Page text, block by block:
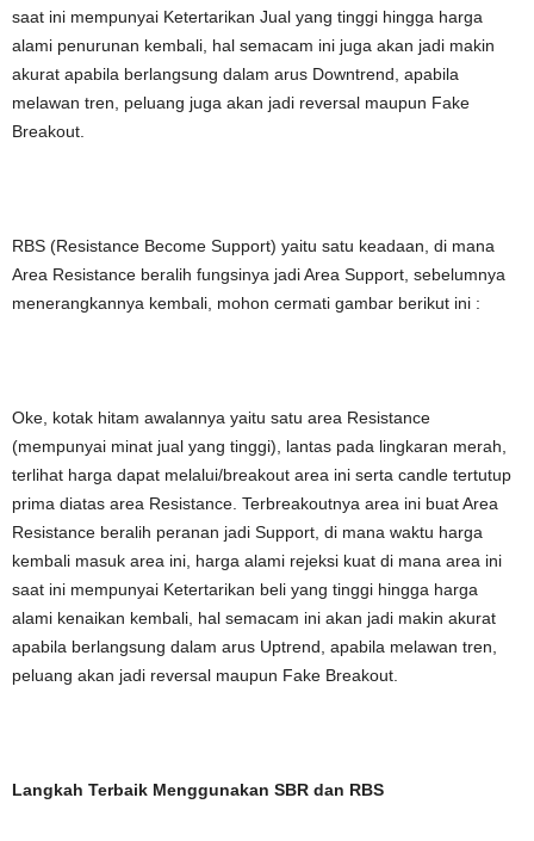
saat ini mempunyai Ketertarikan Jual yang tinggi hingga harga
alami penurunan kembali, hal semacam ini juga akan jadi makin
akurat apabila berlangsung dalam arus Downtrend, apabila
melawan tren, peluang juga akan jadi reversal maupun Fake
Breakout.
RBS (Resistance Become Support) yaitu satu keadaan, di mana
Area Resistance beralih fungsinya jadi Area Support, sebelumnya
menerangkannya kembali, mohon cermati gambar berikut ini :
Oke, kotak hitam awalannya yaitu satu area Resistance
(mempunyai minat jual yang tinggi), lantas pada lingkaran merah,
terlihat harga dapat melalui/breakout area ini serta candle tertutup
prima diatas area Resistance. Terbreakoutnya area ini buat Area
Resistance beralih peranan jadi Support, di mana waktu harga
kembali masuk area ini, harga alami rejeksi kuat di mana area ini
saat ini mempunyai Ketertarikan beli yang tinggi hingga harga
alami kenaikan kembali, hal semacam ini akan jadi makin akurat
apabila berlangsung dalam arus Uptrend, apabila melawan tren,
peluang akan jadi reversal maupun Fake Breakout.
Langkah Terbaik Menggunakan SBR dan RBS